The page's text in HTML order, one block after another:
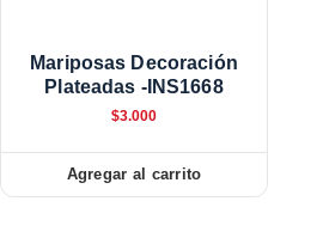
Mariposas Decoración
Plateadas -INS1668
$3.000
Agregar al carrito